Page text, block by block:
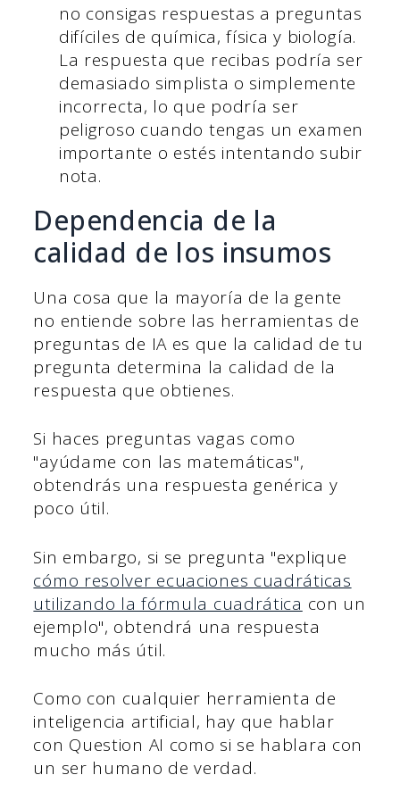
no consigas respuestas a preguntas
difíciles de química, física y biología.
La respuesta que recibas podría ser
demasiado simplista o simplemente
incorrecta, lo que podría ser
peligroso cuando tengas un examen
importante o estés intentando subir
nota.
Dependencia de la
calidad de los insumos
Una cosa que la mayoría de la gente
no entiende sobre las herramientas de
preguntas de IA es que la calidad de tu
pregunta determina la calidad de la
respuesta que obtienes.
Si haces preguntas vagas como
"ayúdame con las matemáticas",
obtendrás una respuesta genérica y
poco útil.
Sin embargo, si se pregunta "explique
cómo resolver ecuaciones cuadráticas
utilizando la fórmula cuadrática con un
ejemplo", obtendrá una respuesta
mucho más útil.
Como con cualquier herramienta de
inteligencia artificial, hay que hablar
con Question AI como si se hablara con
un ser humano de verdad.